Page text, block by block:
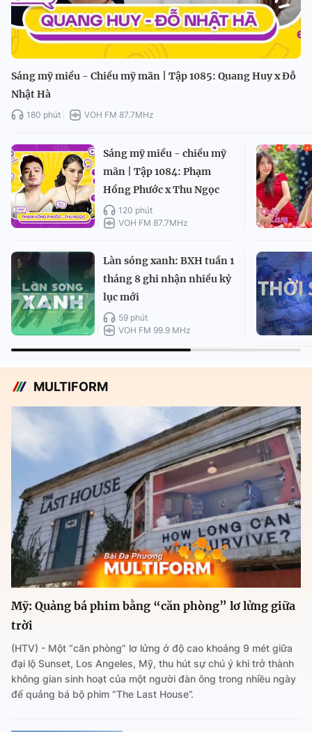
Sáng mỹ miều - Chiều mỹ mãn | Tập 1085: Quang Huy x Đỗ
Nhật Hà
180 phút VOH FM 87.7MHz
Sáng mỹ miều - chiều mỹ
mãn | Tập 1084: Phạm
Hồng Phước x Thu Ngọc
120 phút
VOH FM 87.7MHz
Làn sóng xanh: BXH tuần 1
tháng 8 ghi nhận nhiều kỷ
lục mới
59 phút
VOH FM 99.9 MHz
MULTIFORM
Mỹ: Quảng bá phim bằng “căn phòng” lơ lửng giữa
trời
(HTV) - Một “căn phòng” lơ lửng ở độ cao khoảng 9 mét giữa
đại lộ Sunset, Los Angeles, Mỹ, thu hút sự chú ý khi trở thành
không gian sinh hoạt của một người đàn ông trong nhiều ngày
để quảng bá bộ phim “The Last House”.